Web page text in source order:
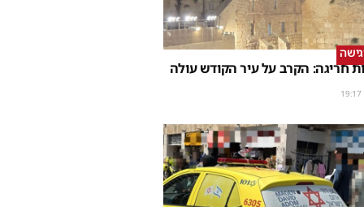
חריגה: הקרב על עיר הקודש עולה
19:17